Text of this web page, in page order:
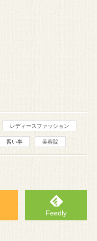
レディースファッション
習い事 美容院
Feedly